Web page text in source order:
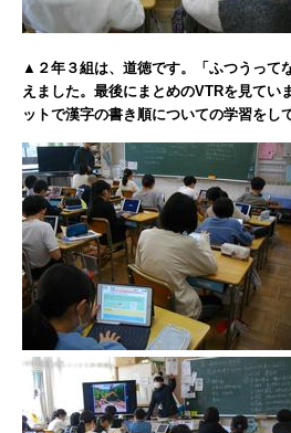
▲２年３組は、道徳です。「ふつうって
えました。最後にまとめのVTRを見て
ットで漢字の書き順についての学習をし